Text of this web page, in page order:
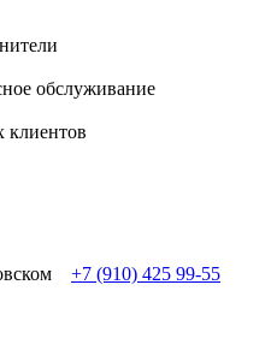
обслуживание
+7 (910) 425 99-55